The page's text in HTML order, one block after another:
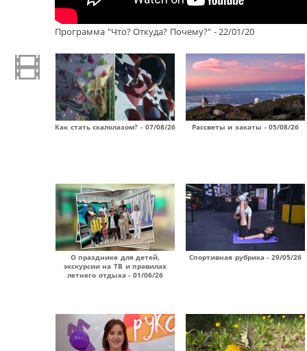
Программа "Что? Откуда? Почему?" - 22/01/20
Как стать скалолазом? - 07/08/26 Рассветы и закаты - 05/08/26
О празднике для детей,
экскурсии на ТВ и правилах
летнего отдыха - 01/06/26
Спортивная рубрика - 29/05/26